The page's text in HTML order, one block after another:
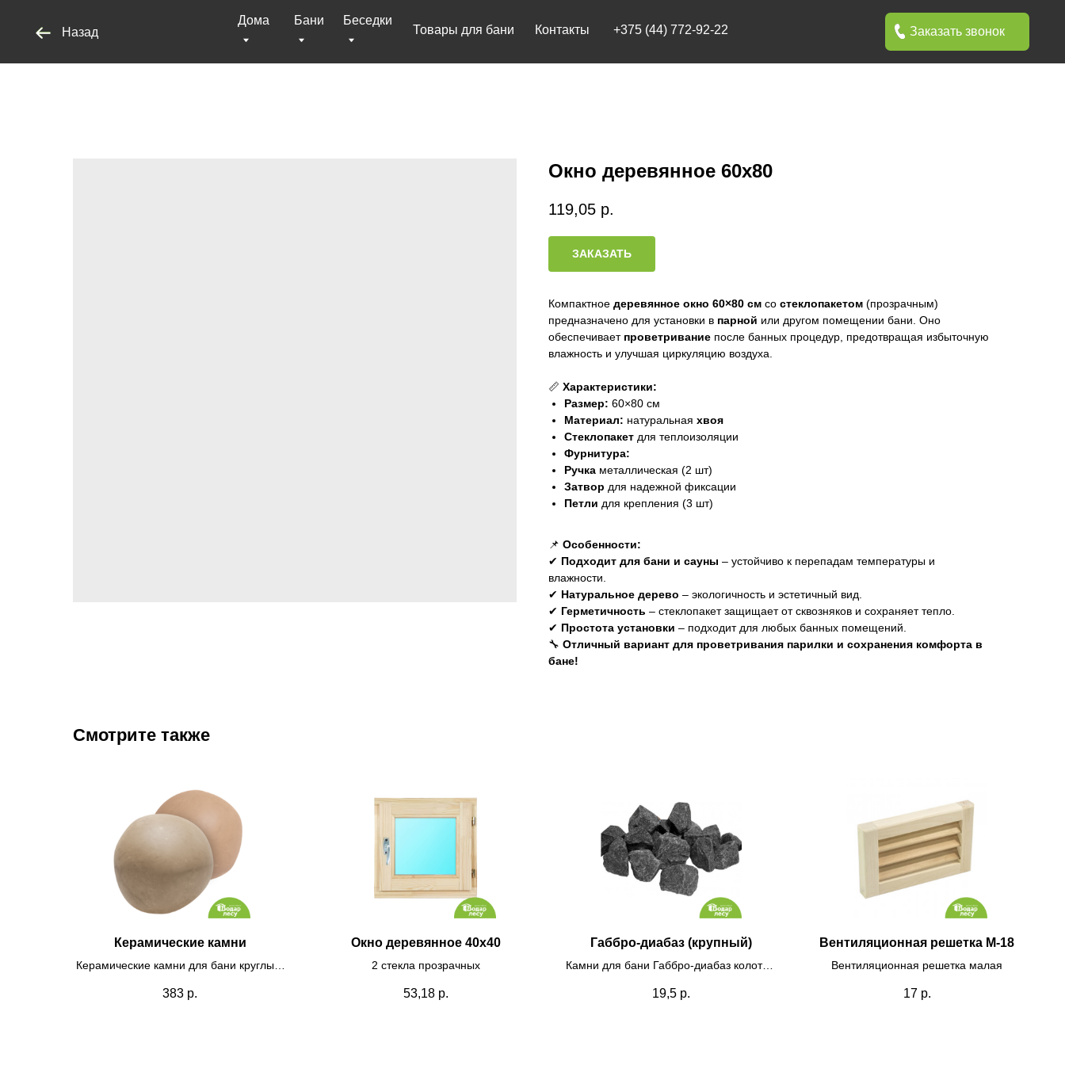
Заказать звонок
Контакты +375 (44) 772-92-22
Товары для бани
Беседки
Бани
Дома
Назад
Окно деревянное 60х80
119,05 р.
ЗАКАЗАТЬ
Компактное деревянное окно 60×80 см со стеклопакетом (прозрачным)
предназначено для установки в парной или другом помещении бани. Оно
обеспечивает проветривание после банных процедур, предотвращая избыточную
влажность и улучшая циркуляцию воздуха.
📏 Характеристики:
Размер: 60×80 см
Материал: натуральная хвоя
Стеклопакет для теплоизоляции
Фурнитура:
Ручка металлическая (2 шт)
Затвор для надежной фиксации
Петли для крепления (3 шт)
📌 Особенности:
✔ Подходит для бани и сауны – устойчиво к перепадам температуры и
влажности.
✔ Натуральное дерево – экологичность и эстетичный вид.
✔ Герметичность – стеклопакет защищает от сквозняков и сохраняет тепло.
✔ Простота установки – подходит для любых банных помещений.
🔧 Отличный вариант для проветривания парилки и сохранения комфорта в
бане!
Смотрите также
Керамические камни
Керамические камни для бани круглые,
383 р.
Окно деревянное 40х40
2 стекла прозрачных
53,18 р.
Габбро-диабаз (крупный)
Камни для бани Габбро-диабаз колотый
19,5 р.
Вентиляционная решетка М-18
Вентиляционная решетка малая
17 р.